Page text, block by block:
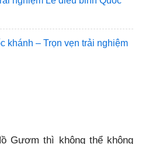
khánh – Trọn vẹn trải nghiệm
Gươm thì không thể không